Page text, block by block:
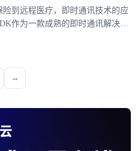
到远程医疗，即时通讯技术的应
作为一款成熟的即时通讯解决方
→